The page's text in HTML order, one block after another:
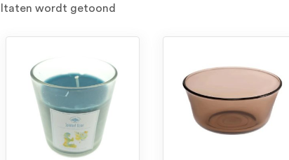
wordt getoond